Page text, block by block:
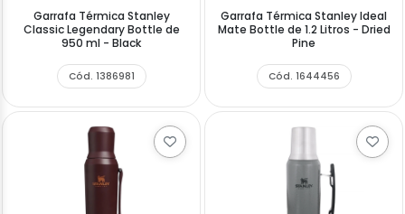
Garrafa Térmica Stanley
Classic Legendary Bottle de
950 ml - Black
Cód. 1386981
Garrafa Térmica Stanley Ideal
Mate Bottle de 1.2 Litros - Dried
Pine
Cód. 1644456